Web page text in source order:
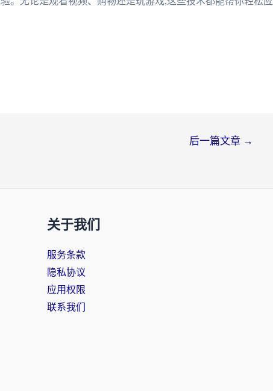
后一篇文章 →
关于我们
服务条款
隐私协议
应用权限
联系我们